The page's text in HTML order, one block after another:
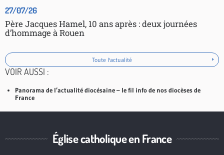
27/07/26
Père Jacques Hamel, 10 ans après : deux journées
d’hommage à Rouen
Toute l'actualité
VOIR AUSSI :
Panorama de l’actualité diocésaine – le fil info de nos diocèses de
France
Église catholique en France